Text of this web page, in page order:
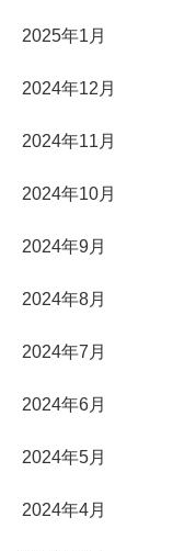
2025年1月
2024年12月
2024年11月
2024年10月
2024年9月
2024年8月
2024年7月
2024年6月
2024年5月
2024年4月